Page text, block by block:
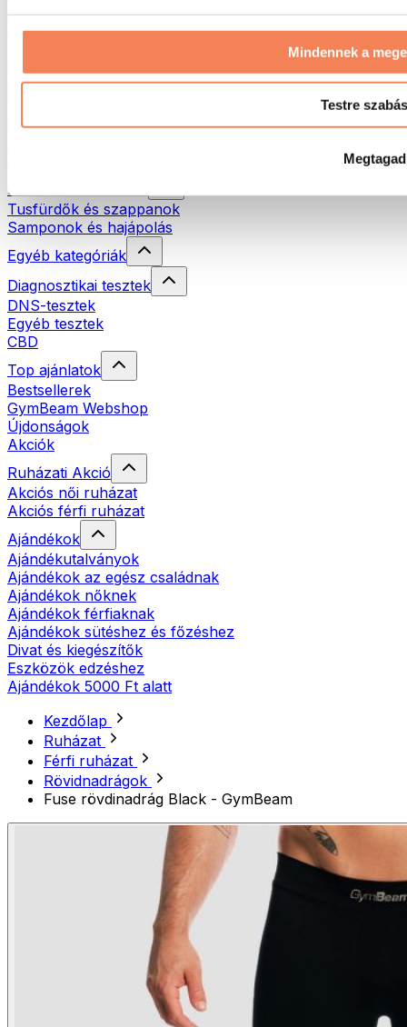
Mindennek a
Testre szabás
Megtagad
Úszás
Túrázás
Vörösfény-terápia
Öko háztartás
Natúrkozmetikumok
Tusfürdők és szappanok
Samponok és hajápolás
Egyéb kategóriák
Diagnosztikai tesztek
DNS-tesztek
Egyéb tesztek
CBD
Top ajánlatok
Bestsellerek
GymBeam Webshop
Újdonságok
Akciók
Ruházati Akció
Akciós női ruházat
Akciós férfi ruházat
Ajándékok
Ajándékutalványok
Ajándékok az egész családnak
Ajándékok nőknek
Ajándékok férfiaknak
Ajándékok sütéshez és főzéshez
Divat és kiegészítők
Eszközök edzéshez
Ajándékok 5000 Ft alatt
Kezdőlap
Ruházat
Férfi ruházat
Rövidnadrágok
Fuse rövdinadrág Black - GymBeam